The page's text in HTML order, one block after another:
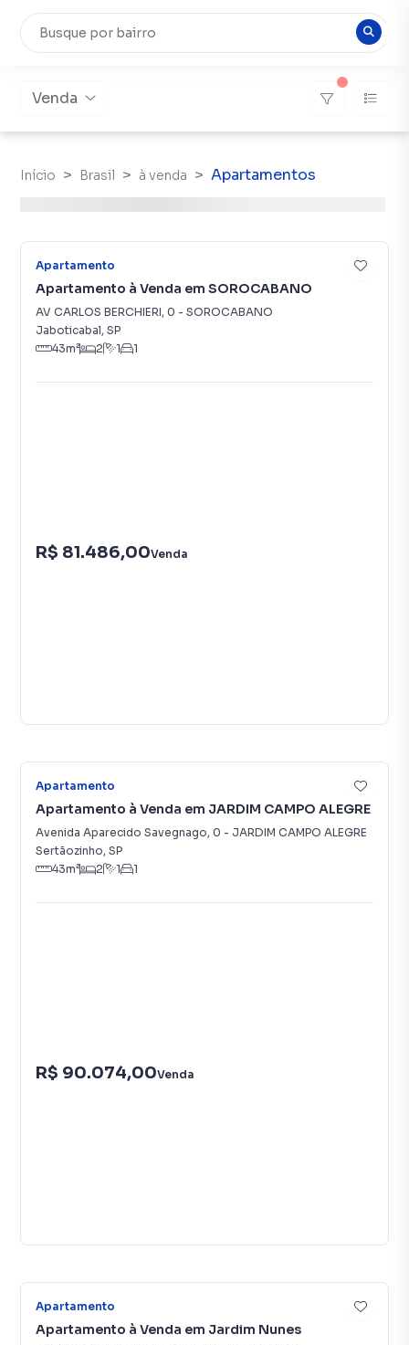
Venda
Início Brasil à venda Apartamentos
Apartamento
Apartamento à Venda em SOROCABANO
AV CARLOS BERCHIERI, 0 - SOROCABANO
Jaboticabal, SP
43m² 2 1 1
R$ 81.486,00Venda
Apartamento
Apartamento à Venda em JARDIM CAMPO ALEGRE
Avenida Aparecido Savegnago, 0 - JARDIM CAMPO ALEGRE
Sertãozinho, SP
43m² 2 1 1
R$ 90.074,00Venda
Apartamento
Apartamento à Venda em Jardim Nunes